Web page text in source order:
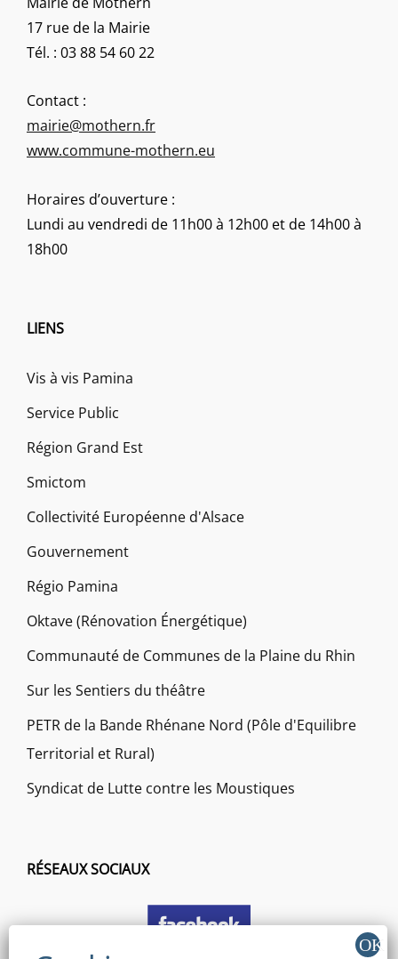
17 rue de la Mairie
Tél. : 03 88 54 60 22
Contact :
mairie@mothern.fr
www.commune-mothern.eu
Horaires d’ouverture :
Lundi au vendredi de 11h00 à 12h00 et de 14h00 à
18h00
LIENS
Vis à vis Pamina
Service Public
Région Grand Est
Smictom
Collectivité Européenne d'Alsace
Gouvernement
Régio Pamina
Oktave (Rénovation Énergétique)
Communauté de Communes de la Plaine du Rhin
Sur les Sentiers du théâtre
PETR de la Bande Rhénane Nord (Pôle d'Equilibre
Territorial et Rural)
Syndicat de Lutte contre les Moustiques
RÉSEAUX SOCIAUX